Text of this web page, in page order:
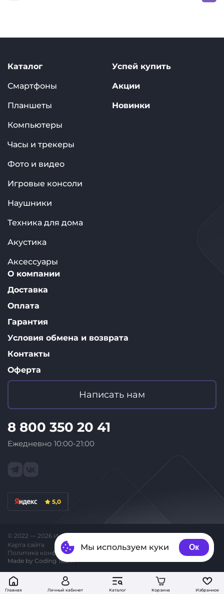
Мы используем куки Ок
Написать нам
8 800 350 20 41
Ежедневно 10:00-21:00
5,0
Каталог
Смартфоны
Планшеты
Компьютеры
Часы и трекеры
Фото и видео
Игровые консоли
Наушники
Техника для дома
Акустика
Аксессуары
Успей купить
Акции
Новинки
О компании
Доставка
Оплата
Гарантия
Условия обмена и возврата
Контакты
Оферта
© 2022 — 2026 Интернет-магазин «ID Store»
Карта сайта
Политика конфиденциальности
Made by Coding Team
Главная Личный кабинет Каталог Корзина Избранное